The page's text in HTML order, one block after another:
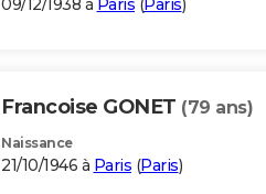
09/12/1938 à Paris (Paris)
Francoise GONET (79 ans)
Naissance
21/10/1946 à Paris (Paris)